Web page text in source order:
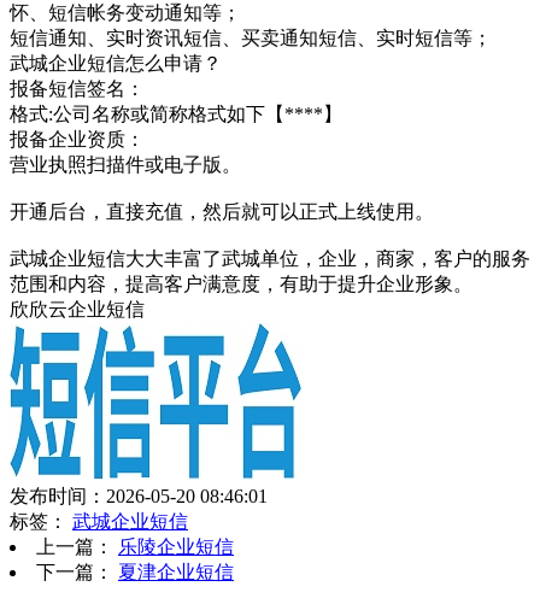
怀、短信帐务变动通知等；
短信通知、实时资讯短信、买卖通知短信、实时短信等；
武城企业短信怎么申请？
报备短信签名：
格式:公司名称或简称格式如下【****】
报备企业资质：
营业执照扫描件或电子版。
开通后台，直接充值，然后就可以正式上线使用。
武城企业短信大大丰富了武城单位，企业，商家，客户的服务
范围和内容，提高客户满意度，有助于提升企业形象。
欣欣云企业短信
发布时间：2026-05-20 08:46:01
标签： 武城企业短信
上一篇：
乐陵企业短信
下一篇： 夏津企业短信